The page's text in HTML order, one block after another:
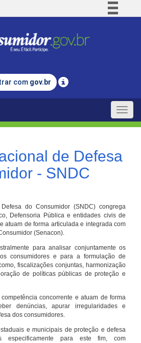
Comunica BR
Legislação
com gov.br
Toggle
de Defesa
- SNDC
do Consumidor (SNDC) congrega
Defensoria Pública e entidades civis de
atuam de forma articulada e integrada com
(Senacon).
para analisar conjuntamente os
consumidores e para a formulação de
fiscalizações conjuntas, harmonização
de políticas públicas de proteção e
concorrente e atuam de forma
denúncias, apurar irregularidades e
dos consumidores.
e municipais de proteção e defesa
especificamente para este fim, com